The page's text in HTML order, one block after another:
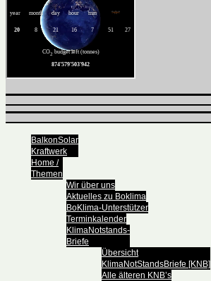
BalkonSolar
Kraftwerk
Home /
Themen
Wir über uns
Aktuelles zu Boklima
BoKlima-Unterstützer
Terminkalender
KlimaNotstands-
Briefe
Übersicht
KlimaNotStandsBriefe [KNB]
Alle älteren KNB’s